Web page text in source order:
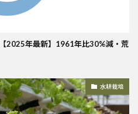
2025年最新】1961年比30%減・荒
水耕栽培